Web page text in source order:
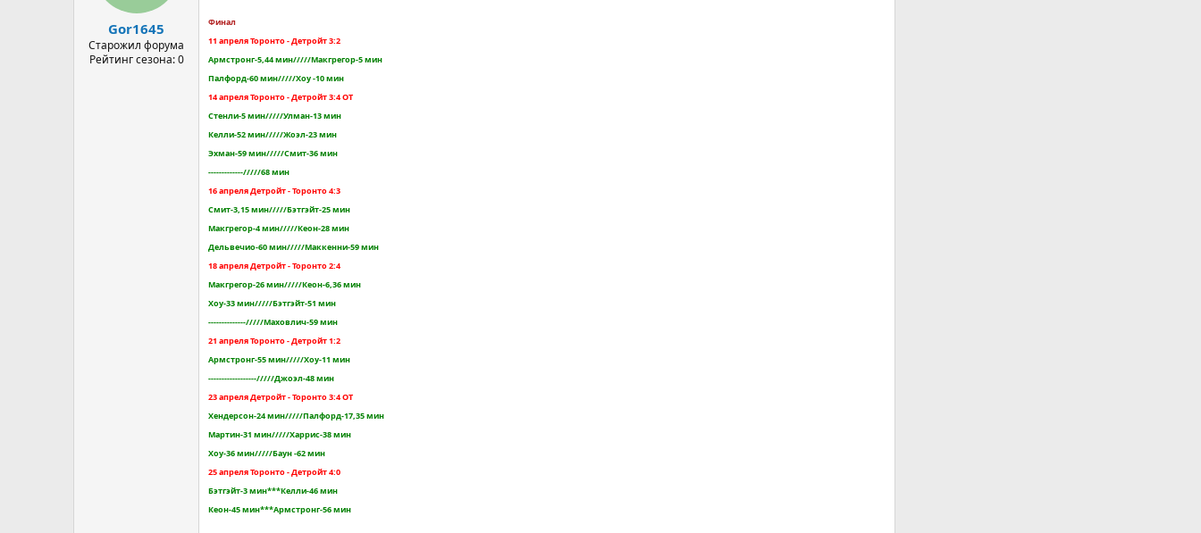
Gor1645
Старожил форума
Рейтинг сезона: 0
Финал
11 апреля Торонто - Детройт 3:2
Армстронг-5,44 мин/////Макгрегор-5 мин
Палфорд-60 мин/////Хоу -10 мин
14 апреля Торонто - Детройт 3:4 ОТ
Стенли-5 мин/////Улман-13 мин
Келли-52 мин/////Жоэл-23 мин
Эхман-59 мин/////Смит-36 мин
-------------/////68 мин
16 апреля Детройт - Торонто 4:3
Смит-3,15 мин/////Бэтгэйт-25 мин
Макгрегор-4 мин/////Кеон-28 мин
Дельвечио-60 мин/////Маккенни-59 мин
18 апреля Детройт - Торонто 2:4
Макгрегор-26 мин/////Кеон-6,36 мин
Хоу-33 мин/////Бэтгэйт-51 мин
--------------/////Маховлич-59 мин
21 апреля Торонто - Детройт 1:2
Армстронг-55 мин/////Хоу-11 мин
------------------/////Джоэл-48 мин
23 апреля Детройт - Торонто 3:4 ОТ
Хендерсон-24 мин/////Палфорд-17,35 мин
Мартин-31 мин/////Харрис-38 мин
Хоу-36 мин/////Баун -62 мин
25 апреля Торонто - Детройт 4:0
Бэтгэйт-3 мин***Келли-46 мин
Кеон-45 мин***Армстронг-56 мин